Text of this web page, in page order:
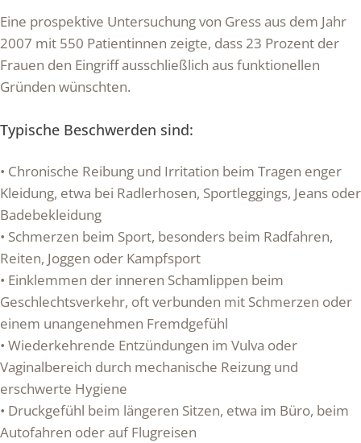
Eine prospektive Untersuchung von Gress aus dem Jahr
2007 mit 550 Patientinnen zeigte, dass 23 Prozent der
Frauen den Eingriff ausschließlich aus funktionellen
Gründen wünschten.
Typische Beschwerden sind:
• Chronische Reibung und Irritation beim Tragen enger
Kleidung, etwa bei Radlerhosen, Sportleggings, Jeans oder
Badebekleidung
• Schmerzen beim Sport, besonders beim Radfahren,
Reiten, Joggen oder Kampfsport
• Einklemmen der inneren Schamlippen beim
Geschlechtsverkehr, oft verbunden mit Schmerzen oder
einem unangenehmen Fremdgefühl
• Wiederkehrende Entzündungen im Vulva oder
Vaginalbereich durch mechanische Reizung und
erschwerte Hygiene
• Druckgefühl beim längeren Sitzen, etwa im Büro, beim
Autofahren oder auf Flugreisen